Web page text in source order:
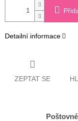
Detailní informace
ZEPTAT SE